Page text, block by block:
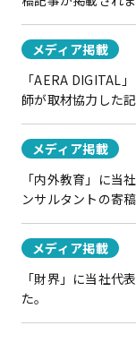
メディア掲載
「AERA DIGITAL
師が取材協力した
メディア掲載
「内外教育」に当
ンサルタントの寄
メディア掲載
「財界」に当社代
た。